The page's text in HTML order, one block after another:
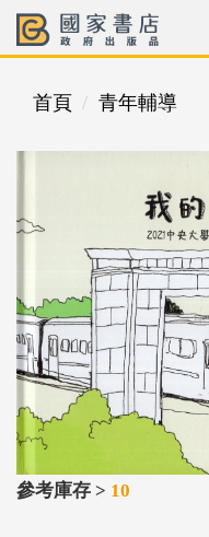
首頁 青年輔導
參考庫存 > 10